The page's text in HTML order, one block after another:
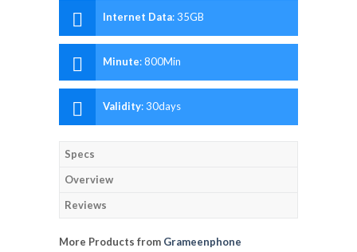
Internet Data:35GB
Minute:800Min
Validity:30days
Specs
Overview
Reviews
More Products from Grameenphone